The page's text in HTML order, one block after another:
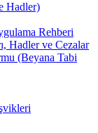
Hadler)
Rehberi
Hadler ve Cezalar
(Beyana Tabi